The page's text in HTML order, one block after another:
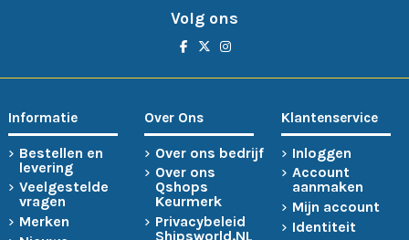
Volg ons
Informatie
Bestellen en
levering
Veelgestelde
vragen
Merken
Over Ons
Over ons bedrijf
Over ons
Qshops
Keurmerk
Privacybeleid
Shipsworld.NL
Klantenservice
Inloggen
Account
aanmaken
Mijn account
Identiteit